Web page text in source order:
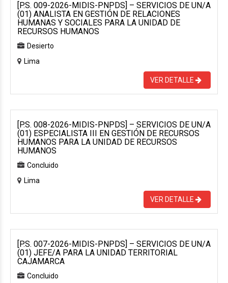
[P.S. 009-2026-MIDIS-PNPDS] – SERVICIOS DE UN/A
(01) ANALISTA EN GESTIÓN DE RELACIONES
HUMANAS Y SOCIALES PARA LA UNIDAD DE
RECURSOS HUMANOS
Desierto
Lima
VER DETALLE
[P.S. 008-2026-MIDIS-PNPDS] – SERVICIOS DE UN/A
(01) ESPECIALISTA III EN GESTIÓN DE RECURSOS
HUMANOS PARA LA UNIDAD DE RECURSOS
HUMANOS
Concluido
Lima
VER DETALLE
[P.S. 007-2026-MIDIS-PNPDS] – SERVICIOS DE UN/A
(01) JEFE/A PARA LA UNIDAD TERRITORIAL
CAJAMARCA
Concluido